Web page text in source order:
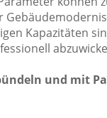
Kapazitäten
und mit